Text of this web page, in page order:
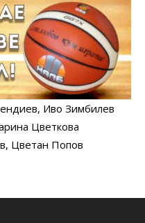
, Иво Зимбилев
Цветкова
, Цветан Попов